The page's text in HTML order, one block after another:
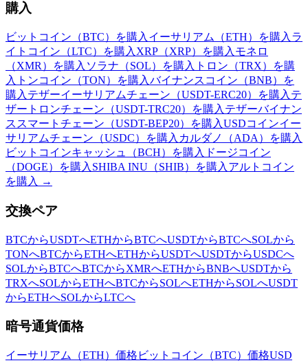
購入
ビットコイン（BTC）を購入 イーサリアム（ETH）を購入 ラ
イトコイン（LTC）を購入 XRP（XRP）を購入 モネロ
（XMR）を購入 ソラナ（SOL）を購入 トロン（TRX）を購
入 トンコイン（TON）を購入バイナンスコイン（BNB）を
購入 テザーイーサリアムチェーン（USDT-ERC20）を購入 テ
ザートロンチェーン（USDT-TRC20）を購入 テザーバイナン
ススマートチェーン（USDT-BEP20）を購入USDコインイー
サリアムチェーン（USDC）を購入 カルダノ（ADA）を購入
ビットコインキャッシュ（BCH）を購入 ドージコイン
（DOGE）を購入 SHIBA INU（SHIB）を購入 アルトコイン
を購入 →
交換ペア
BTCからUSDTへETHからBTCへUSDTからBTCへSOLから
TONへBTCからETHへETHからUSDTへUSDTからUSDCへ
SOLからBTCへBTCからXMRへETHからBNBへUSDTから
TRXへSOLからETHへBTCからSOLへETHからSOLへUSDT
からETHへSOLからLTCへ
暗号通貨価格
イーサリアム（ETH）価格 ビットコイン（BTC）価格USD